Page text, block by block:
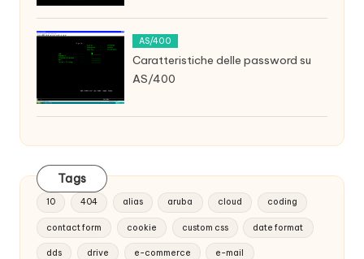
AS/400
Caratteristiche delle password su
AS/400
Tags
10 404 alias aruba cloud coding
contact form cookie custom css date format
dds drive e-commerce e-mail